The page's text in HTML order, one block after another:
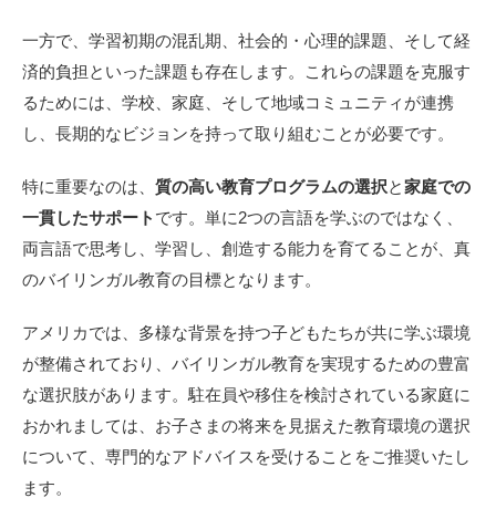
一方で、学習初期の混乱期、社会的・心理的課題、そして経
済的負担といった課題も存在します。これらの課題を克服す
るためには、学校、家庭、そして地域コミュニティが連携
し、長期的なビジョンを持って取り組むことが必要です。
特に重要なのは、 質の高い教育プログラムの選択と家庭での
一貫したサポート です。単に2つの言語を学ぶのではなく、
両言語で思考し、学習し、創造する能力を育てることが、真
のバイリンガル教育の目標となります。
アメリカでは、多様な背景を持つ子どもたちが共に学ぶ環境
が整備されており、バイリンガル教育を実現するための豊富
な選択肢があります。駐在員や移住を検討されている家庭に
おかれましては、お子さまの将来を見据えた教育環境の選択
について、専門的なアドバイスを受けることをご推奨いたし
ます。